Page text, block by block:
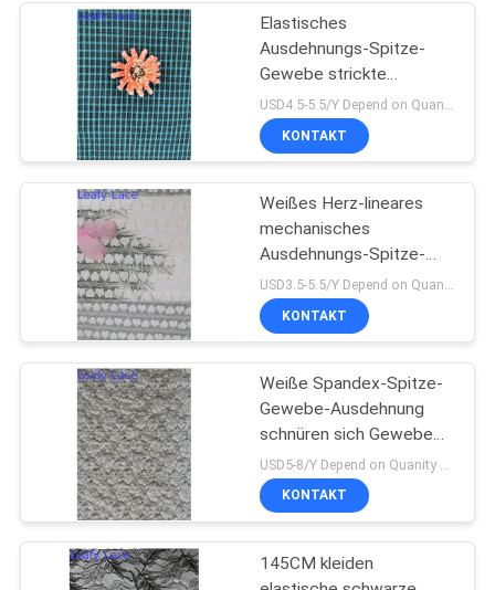
Polyester-
Spitzeordnung
Gesticktes Ösen-
Gewebe
Ausdehnungs-
Spitze-Gewebe
Elastisches
Ausdehnungs-Spitze-
Gewebe strickte
Maschengewebe Hemd
Elastane-Spitze
KONTAKT
Weißes Herz-lineares
mechanisches
Ausdehnungs-Spitze-
Gewebe-Abend-
Kleidergewebe
KONTAKT
Weiße Spandex-Spitze-
Gewebe-Ausdehnung
schnüren sich Gewebe
für Hauptgewebe
KONTAKT
145CM kleiden